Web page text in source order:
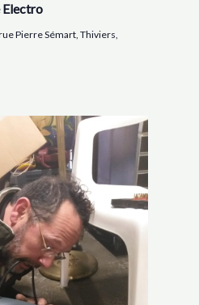
Electro
Pierre Sémart, Thiviers,